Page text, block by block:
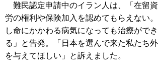
難民認定申請中のイラン人は、「在留
労の権利や保険加入を認めてもらえない
し命にかかわる病気になっても治療がで
る」と告発。「日本を選んで来た私たち
を与えてほしい」と訴えました。